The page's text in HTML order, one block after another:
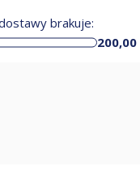
brakuje:
200,00